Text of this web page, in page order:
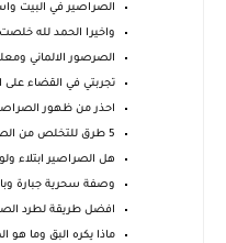
الصراصير في البيت
واخيرا الحمد لله
الصرصور الالماني
تجربتي في القضاء
احذر من ظهور
5 طرق للتخلص من الصراصير في المنزل للأبد وبالتجربة
هل الصراصير ابتلاء
وصفة سحرية جبارة
افضل طريقة لطرد
ماذا يكره البق وما هو